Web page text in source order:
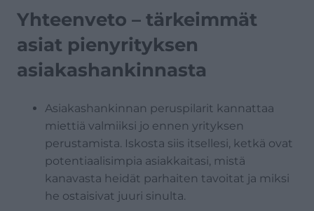
Yhteenveto – tärkeimmät
asiat pienyrityksen
asiakashankinnasta
Asiakashankinnan peruspilarit kannattaa
miettiä valmiiksi jo ennen yrityksen
perustamista. Iskosta siis itsellesi, ketkä ovat
potentiaalisimpia asiakkaitasi, mistä
kanavasta heidät parhaiten tavoitat ja miksi
he ostaisivat juuri sinulta.